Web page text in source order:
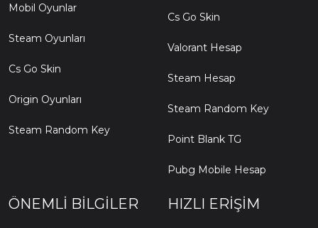
Mobil Oyunlar
Steam Oyunları
Cs Go Skin
Origin Oyunları
Steam Random Key
Cs Go Skin
Valorant Hesap
Steam Hesap
Steam Random Key
Point Blank TG
Pubg Mobile Hesap
ÖNEMLI BILGILER HIZLI ERIŞIM